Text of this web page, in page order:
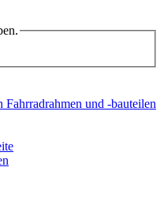
und -bauteilen